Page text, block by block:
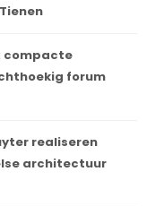
compacte
forum
realiseren
architectuur